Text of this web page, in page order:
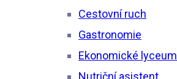
Cestovní ruch
Gastronomie
Ekonomické lyceum
Nutriční asistent